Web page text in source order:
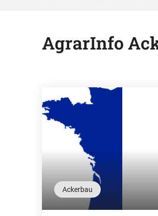
AgrarInfo
Ackerbau